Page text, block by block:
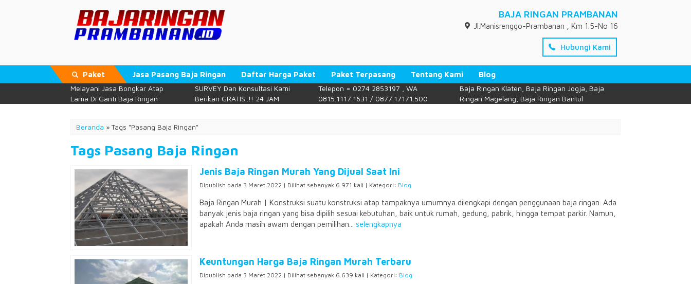
BAJA RINGAN PRAMBANAN
Jl.Manisrenggo-Prambanan , Km 1.5-No 16
Hubungi Kami
Paket Jasa Pasang Baja Ringan Daftar Harga Paket Paket Terpasang Tentang Kami
Blog
Melayani Jasa Bongkar Atap
Lama Di Ganti Baja Ringan
SURVEY Dan Konsultasi Kami
Berikan GRATIS..!! 24 JAM
Telepon = 0274 2853197 , WA
0815.1117.1631 / 0877.17171.500
Baja Ringan Klaten, Baja Ringan Jogja, Baja
Ringan Magelang, Baja Ringan Bantul
Beranda »Tags "Pasang Baja Ringan"
Tags Pasang Baja Ringan
Jenis Baja Ringan Murah Yang Dijual Saat Ini
Dipublish pada 3 Maret 2022 | Dilihat sebanyak 6.971 kali | Kategori: Blog
Baja Ringan Murah | Konstruksi suatu konstruksi atap tampaknya umumnya dilengkapi dengan penggunaan baja ringan. Ada
banyak jenis baja ringan yang bisa dipilih sesuai kebutuhan, baik untuk rumah, gedung, pabrik, hingga tempat parkir. Namun,
apakah Anda masih awam dengan pemilihan... selengkapnya
Keuntungan Harga Baja Ringan Murah Terbaru
Dipublish pada 3 Maret 2022 | Dilihat sebanyak 6.639 kali | Kategori: Blog